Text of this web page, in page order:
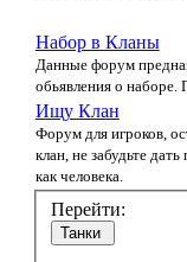
Набор в Кланы
Данные форум
обьявления о наборе.
Ищу Клан
Форум для игроков,
клан, не забудьте
как человека.
Перейти:
Танки